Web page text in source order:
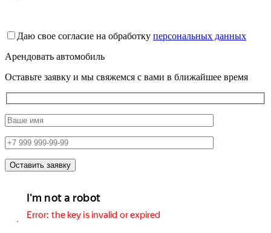
Даю свое согласие на обработку персональных данных
Арендовать автомобиль
Оставьте заявку и мы свяжемся с вами в ближайшее время